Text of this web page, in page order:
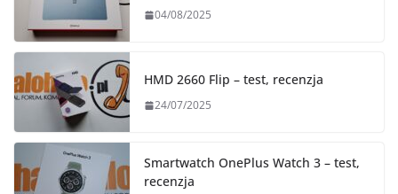
04/08/2025
HMD 2660 Flip – test, recenzja
24/07/2025
Smartwatch OnePlus Watch 3 – test,
recenzja